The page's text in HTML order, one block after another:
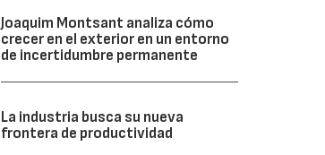
Joaquim Montsant analiza cómo
crecer en el exterior en un entorno
de incertidumbre permanente
La industria busca su nueva
frontera de productividad